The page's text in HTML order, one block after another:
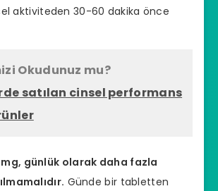
aktiviteden 30-60 dakika önce
Okudunuz mu?
satılan cinsel performans
günlük olarak daha fazla
Günde bir tabletten